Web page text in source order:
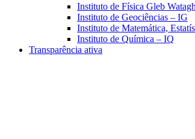
Instituto de Física Gleb
Instituto de Geociências – IG
Instituto de Matemática,
Instituto de Química – IQ
Transparência ativa